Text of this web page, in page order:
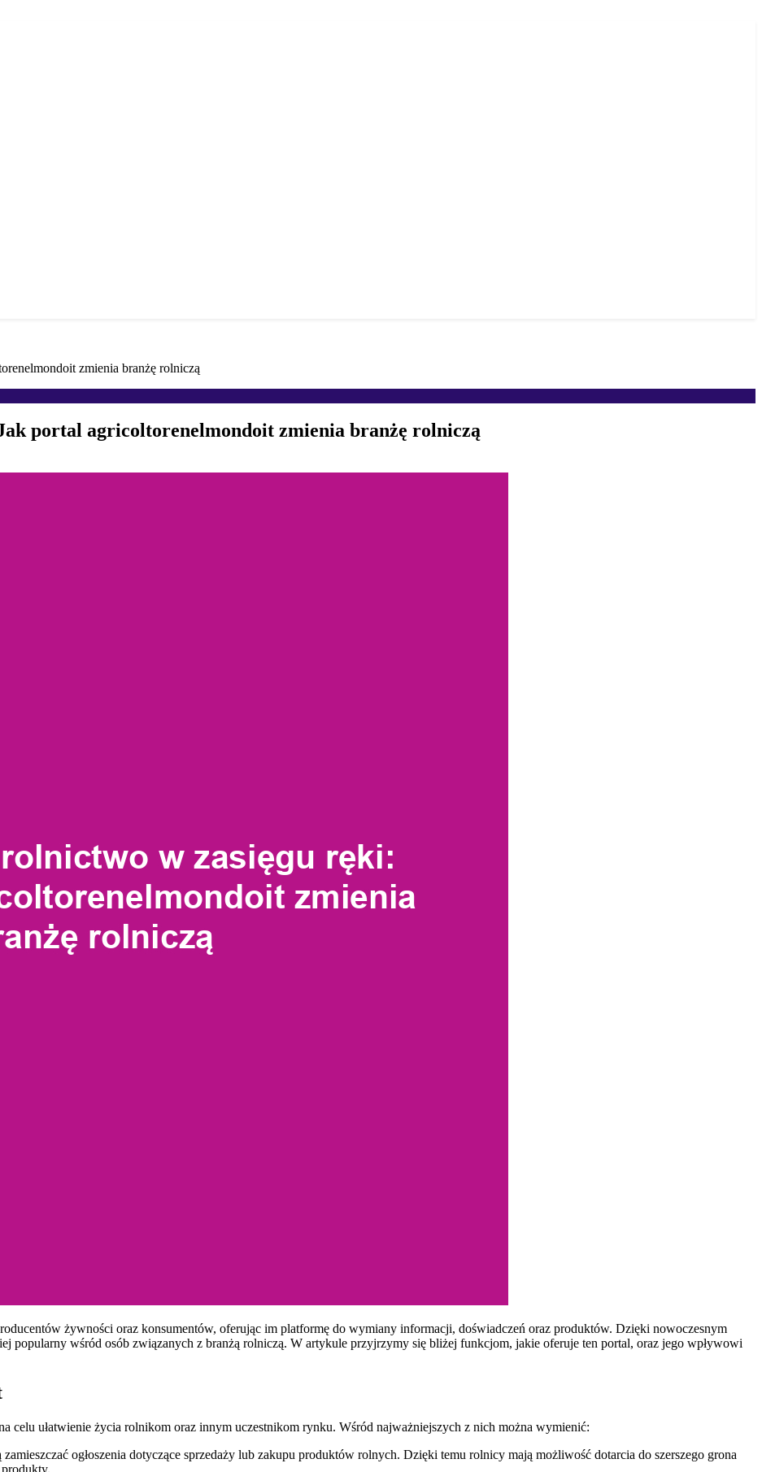
zmienia branżę rolniczą
portal agricoltorenelmondoit zmienia branżę rolniczą
żywności oraz konsumentów, oferując im platformę do wymiany informacji, doświadczeń oraz produktów. Dzięki nowoczesnym
popularny wśród osób związanych z branżą rolniczą. W artykule przyjrzymy się bliżej funkcjom, jakie oferuje ten portal, oraz jego wpływowi
celu ułatwienie życia rolnikom oraz innym uczestnikom rynku. Wśród najważniejszych z nich można wymienić:
ogłoszenia dotyczące sprzedaży lub zakupu produktów rolnych. Dzięki temu rolnicy mają możliwość dotarcia do szerszego grona